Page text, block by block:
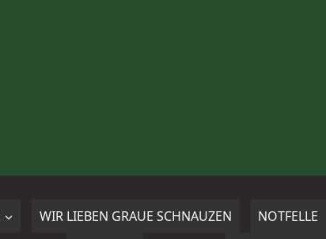
WIR LIEBEN GRAUE SCHNAUZEN
NOTFELLE